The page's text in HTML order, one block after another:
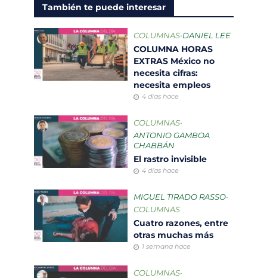
También te puede interesar
COLUMNAS•DANIEL LEE
COLUMNA HORAS
EXTRAS México no
necesita cifras:
necesita empleos
4 días hace
COLUMNAS•
ANTONIO GAMBOA
CHABBÁN
El rastro invisible
4 días hace
MIGUEL TIRADO RASSO•
COLUMNAS
Cuatro razones, entre
otras muchas más
1 semana hace
COLUMNAS•